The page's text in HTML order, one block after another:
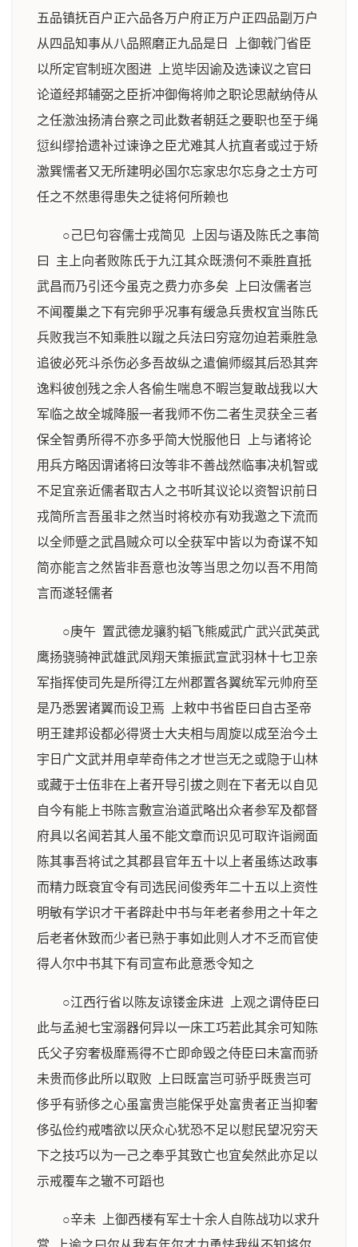
五品镇抚百户正六品各万户府正万户正四品副万户
从四品知事从八品照磨正九品是日 上御戟门省臣
以所定官制班次图进 上览毕因谕及选谏议之官曰
论道经邦辅弼之臣折冲御侮将帅之职论思献纳侍从
之任激浊扬清台察之司此数者朝廷之要职也至于绳
愆纠缪拾遗补过谏诤之臣尤难其人抗直者或过于矫
激巽懦者又无所建明必国尔忘家忠尔忘身之士方可
任之不然患得患失之徒将何所赖也
○己巳句容儒士戎简见 上因与语及陈氏之事简
曰 主上向者败陈氏于九江其众既溃何不乘胜直抵
武昌而乃引还今虽克之费力亦多矣 上曰汝儒者岂
不闻覆巢之下有完卵乎况事有缓急兵贵权宜当陈氏
兵败我岂不知乘胜以蹴之兵法曰穷寇勿迫若乘胜急
追彼必死斗杀伤必多吾故纵之遣偏师缀其后恐其奔
逸料彼创残之余人各偷生喘息不暇岂复敢战我以大
军临之故全城降服一者我师不伤二者生灵获全三者
保全智勇所得不亦多乎简大悦服他日 上与诸将论
用兵方略因谓诸将曰汝等非不善战然临事决机智或
不足宜亲近儒者取古人之书听其议论以资智识前日
戎简所言吾虽非之然当时将校亦有劝我邀之下流而
以全师蹙之武昌贼众可以全获军中皆以为奇谋不知
简亦能言之然皆非吾意也汝等当思之勿以吾不用简
言而遂轻儒者
○庚午 置武德龙骧豹韬飞熊威武广武兴武英武
鹰扬骁骑神武雄武凤翔天策振武宣武羽林十七卫亲
军指挥使司先是所得江左州郡置各翼统军元帅府至
是乃悉罢诸翼而设卫焉 上敕中书省臣曰自古圣帝
明王建邦设都必得贤士大夫相与周旋以成至治今土
宇日广文武并用卓荦奇伟之才世岂无之或隐于山林
或藏于士伍非在上者开导引拔之则在下者无以自见
自今有能上书陈言敷宣治道武略出众者参军及都督
府具以名闻若其人虽不能文章而识见可取许诣阙面
陈其事吾将试之其郡县官年五十以上者虽练达政事
而精力既衰宜令有司选民间俊秀年二十五以上资性
明敏有学识才干者辟赴中书与年老者参用之十年之
后老者休致而少者已熟于事如此则人才不乏而官使
得人尔中书其下有司宣布此意悉令知之
○江西行省以陈友谅镂金床进 上观之谓侍臣曰
此与孟昶七宝溺器何异以一床工巧若此其余可知陈
氏父子穷奢极靡焉得不亡即命毁之侍臣曰未富而骄
未贵而侈此所以取败 上曰既富岂可骄乎既贵岂可
侈乎有骄侈之心虽富贵岂能保乎处富贵者正当抑奢
侈弘俭约戒嗜欲以厌众心犹恐不足以慰民望况穷天
下之技巧以为一己之奉乎其致亡也宜矣然此亦足以
示戒覆车之辙不可蹈也
○辛未 上御西楼有军士十余人自陈战功以求升